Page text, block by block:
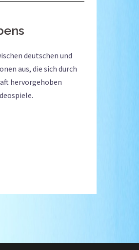
deutschen und
aus, die sich durch
hervorgehoben